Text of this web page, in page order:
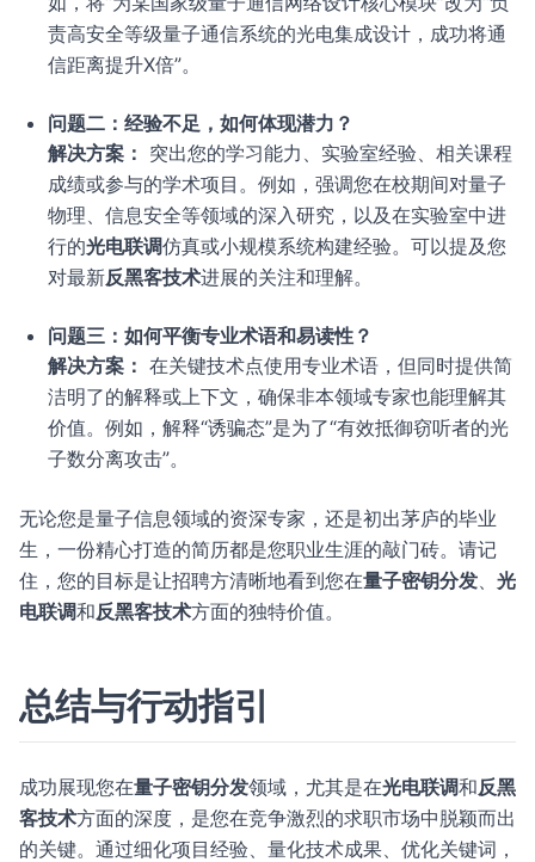
责高安全等级量子通信系统的光电集成设计，成功将通
信距离提升X倍”。
问题二：经验不足，如何体现潜力？
解决方案： 突出您的学习能力、实验室经验、相关课程
成绩或参与的学术项目。例如，强调您在校期间对量子
物理、信息安全等领域的深入研究，以及在实验室中进
行的光电联调仿真或小规模系统构建经验。可以提及您
对最新反黑客技术进展的关注和理解。
问题三：如何平衡专业术语和易读性？
解决方案： 在关键技术点使用专业术语，但同时提供简
洁明了的解释或上下文，确保非本领域专家也能理解其
价值。例如，解释“诱骗态”是为了“有效抵御窃听者的光
子数分离攻击”。
无论您是量子信息领域的资深专家，还是初出茅庐的毕业
生，一份精心打造的简历都是您职业生涯的敲门砖。请记
住，您的目标是让招聘方清晰地看到您在量子密钥分发、 光
电联调和反黑客技术方面的独特价值。
总结与行动指引
成功展现您在量子密钥分发领域，尤其是在光电联调和反黑
客技术方面的深度，是您在竞争激烈的求职市场中脱颖而出
的关键。通过细化项目经验、量化技术成果、优化关键词，